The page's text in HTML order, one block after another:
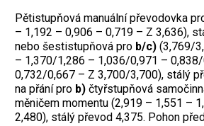
Pětistupňová manuální převodovka
– 1,192 – 0,906 – 0,719 – Z 3,636),
nebo šestistupňová pro b/c) (3,769/
– 1,370/1,286 – 1,036/0,971 –
0,732/0,667 – Z 3,700/3,700), stálý
na přání pro b) čtyřstupňová
měničem momentu (2,919 – 1,551 –
2,480), stálý převod 4,375. Pohon